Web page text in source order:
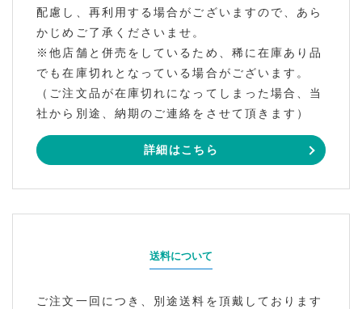
配慮し、再利用する場合がございますので、あら
かじめご了承くださいませ。
※他店舗と併売をしているため、稀に在庫あり品
でも在庫切れとなっている場合がございます。
（ご注文品が在庫切れになってしまった場合、当
社から別途、納期のご連絡をさせて頂きます）
詳細はこちら
送料について
ご注文一回につき、別途送料を頂戴しております